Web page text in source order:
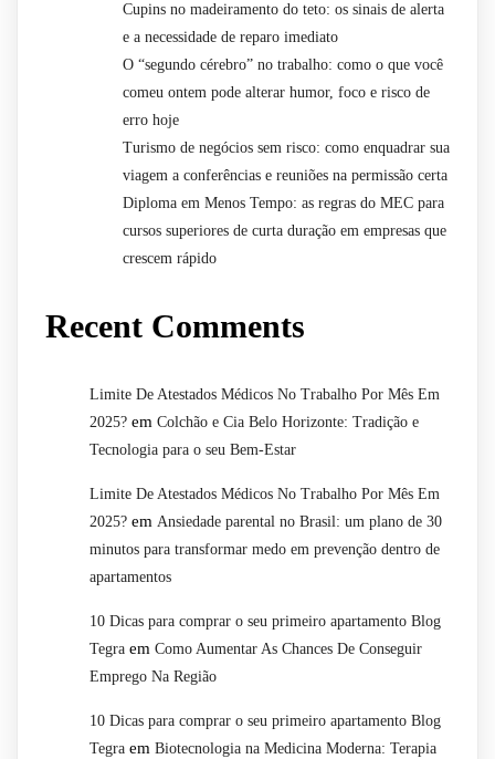
Cupins no madeiramento do teto: os sinais de alerta
e a necessidade de reparo imediato
O “segundo cérebro” no trabalho: como o que você
comeu ontem pode alterar humor, foco e risco de
erro hoje
Turismo de negócios sem risco: como enquadrar sua
viagem a conferências e reuniões na permissão certa
Diploma em Menos Tempo: as regras do MEC para
cursos superiores de curta duração em empresas que
crescem rápido
Recent Comments
Limite De Atestados Médicos No Trabalho Por Mês Em
2025? em Colchão e Cia Belo Horizonte: Tradição e
Tecnologia para o seu Bem-Estar
Limite De Atestados Médicos No Trabalho Por Mês Em
2025? em Ansiedade parental no Brasil: um plano de 30
minutos para transformar medo em prevenção dentro de
apartamentos
10 Dicas para comprar o seu primeiro apartamento Blog
Tegra em Como Aumentar As Chances De Conseguir
Emprego Na Região
10 Dicas para comprar o seu primeiro apartamento Blog
Tegra em Biotecnologia na Medicina Moderna: Terapia